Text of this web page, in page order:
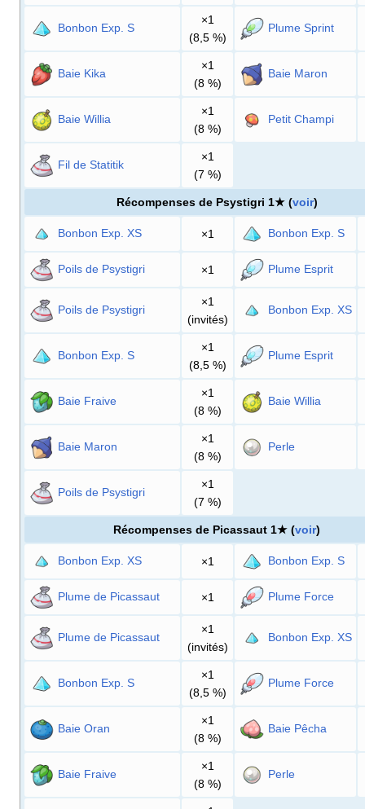
Bonbon Exp. S
×1
(8,5 %)
Plume Sprint
Baie Kika
×1
(8 %)
Baie Maron
Baie Willia
×1
(8 %)
Petit Champi
Fil de Statitik
×1
(7 %)
Récompenses de Psystigri 1★ (voir)
Bonbon Exp. XS ×1 Bonbon Exp. S
Poils de Psystigri ×1 Plume Esprit
Poils de Psystigri
×1
(invités)
Bonbon Exp. XS
Bonbon Exp. S
×1
(8,5 %)
Plume Esprit
Baie Fraive
×1
(8 %)
Baie Willia
Baie Maron
×1
(8 %)
Perle
Poils de Psystigri
×1
(7 %)
Récompenses de Picassaut 1★ (voir)
Bonbon Exp. XS ×1 Bonbon Exp. S
Plume de Picassaut ×1 Plume Force
Plume de Picassaut
×1
(invités)
Bonbon Exp. XS
Bonbon Exp. S
×1
(8,5 %)
Plume Force
Baie Oran
×1
(8 %)
Baie Pêcha
Baie Fraive
×1
(8 %)
Perle